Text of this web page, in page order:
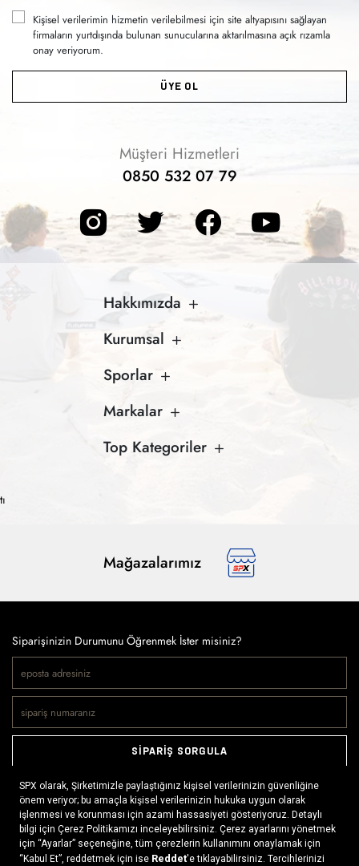
Kişisel verilerimin hizmetin verilebilmesi için site altyapısını sağlayan
firmaların yurtdışında bulunan sunucularına aktarılmasına açık rızamla
onay veriyorum.
ÜYE OL
Müşteri Hizmetleri
0850 532 07 79
Hakkımızda
Kurumsal
Sporlar
Markalar
Top Kategoriler
Mağazalarımız
Siparişinizin Durumunu Öğrenmek İster misiniz?
SİPARİŞ SORGULA
Doğaya ve spora tutkuyla bağlı olanların markası SPX, çeşitli
kategorilerde sunduğu spor giyim ürünleri, outdoor ayakkabılar,
ekipman ve aksesuarlar ile, her yerde ve her koşulda doğayla
buluşmayı mümkün kılıyor. Daima aktif bir yaşam tarzını